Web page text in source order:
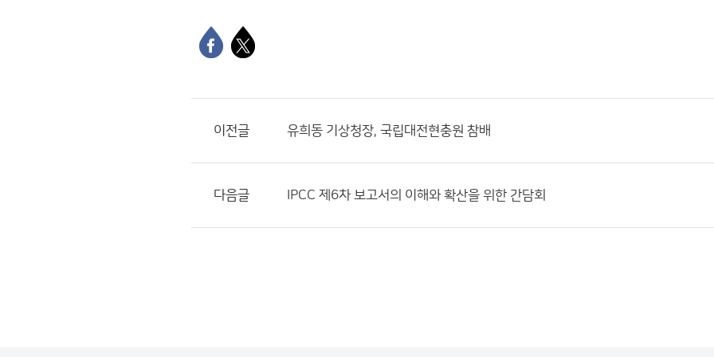
이전글 유희동 기상청장, 국립대전현충원 참배
다음글 IPCC 제6차 보고서의 이해와 확산을 위한 간담회